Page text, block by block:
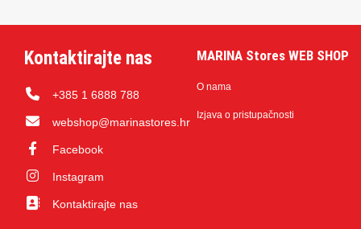
Kontaktirajte nas
+385 1 6888 788
webshop@marinastores.hr
Facebook
Instagram
Kontaktirajte nas
MARINA Stores WEB SHOP
O nama
Izjava o pristupačnosti